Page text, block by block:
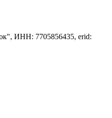
ИНН: 7705856435, erid: